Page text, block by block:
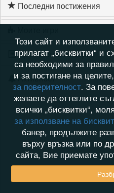
Последни постижения
Хронология на игри
Активност
Този сайт и
прилагат „бисквитки“ и
са необходими за
и за постигане на
за поверителност. За
желаете да оттеглите
всички „бисквитки“,
за използване на
банер, продължите
върху връзка или по
сайта, Вие приемате